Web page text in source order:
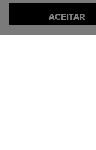
ACEITAR